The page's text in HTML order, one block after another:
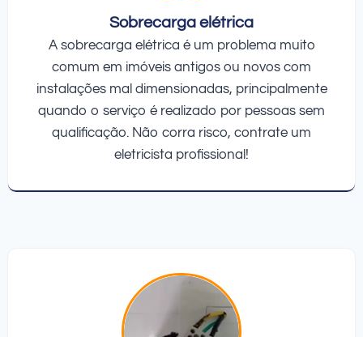
Sobrecarga elétrica
A sobrecarga elétrica é um problema muito
comum em imóveis antigos ou novos com
instalações mal dimensionadas, principalmente
quando o serviço é realizado por pessoas sem
qualificação. Não corra risco, contrate um
eletricista profissional!